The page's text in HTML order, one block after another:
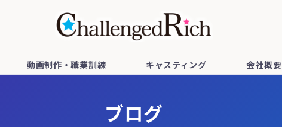
動画制作・職業訓練 キャスティング 会社概要
ブログ